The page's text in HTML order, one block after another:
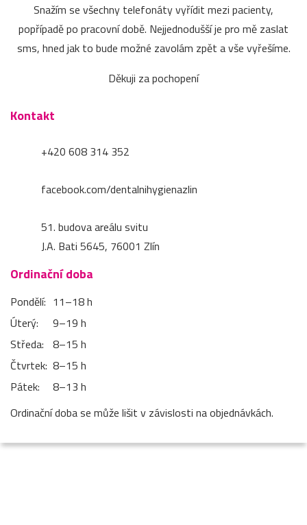
Snažím se všechny telefonáty vyřídit mezi pacienty,
popřípadě po pracovní době. Nejjednodušší je pro mě zaslat
sms, hned jak to bude možné zavolám zpět a vše vyřešíme.
Děkuji za pochopení
Kontakt
+420 608 314 352
facebook.com/dentalnihygienazlin
51. budova areálu svitu
J.A. Bati 5645, 76001 Zlín
Ordinační doba
Pondělí: 11–⁠18 h
Úterý:
9–⁠19 h
Středa: 8–⁠15 h
Čtvrtek: 8–⁠15 h
Pátek:
8–⁠13 h
Ordinační doba se může lišit v závislosti na objednávkách.